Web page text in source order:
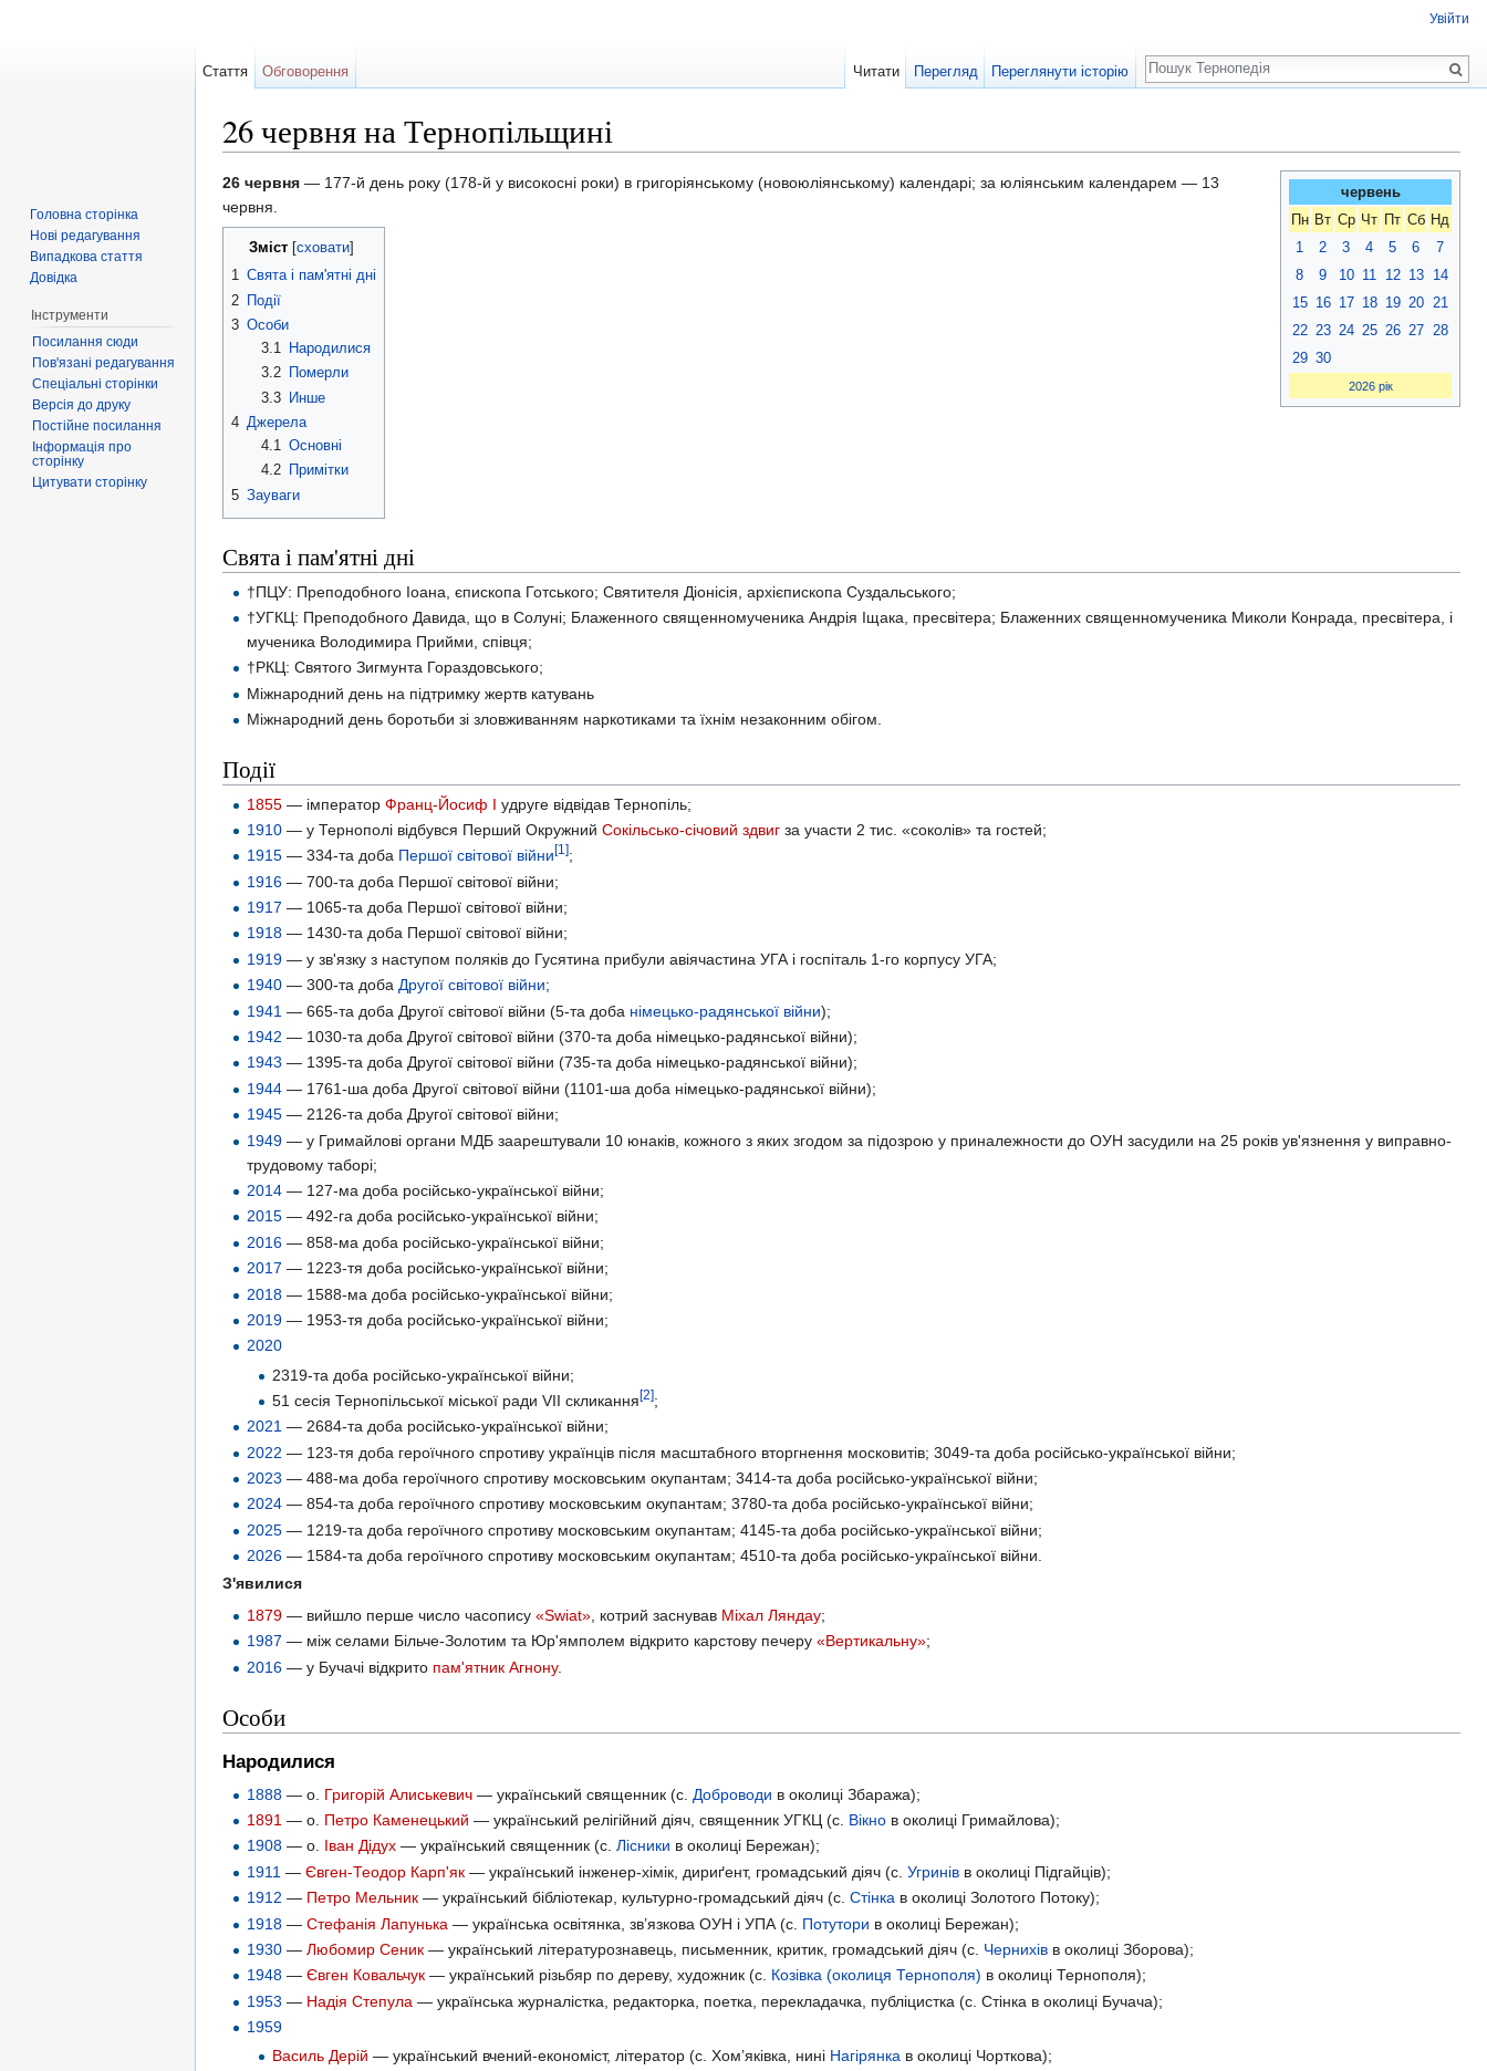
26 червня на Тернопільщині
червень
Пн Вт Ср Чт Пт Сб Нд
1
2 3 4 5 6
7
8
9 10 11 12 13
14
15 16 17 18 19 20 21
22 23 24 25 26 27 28
29 30
2026 рік
26 червня — 177-й день року (178-й у високосні роки) в григоріянському (новоюліянському) календарі; за юліянським календарем — 13
червня.
Зміст сховати
1 Свята і пам'ятні дні
2 Події
3 Особи
3.1
Народилися
3.2
Померли
3.3
Инше
4 Джерела
4.1 Основні
4.2
Примітки
5 Зауваги
Свята і пам'ятні дні
†ПЦУ: Преподобного Іоана, єпископа Готського; Святителя Діонісія, архієпископа Суздальського;
†УГКЦ: Преподобного Давида, що в Солуні; Блаженного священномученика Андрія Іщака, пресвітера; Блаженних священномученика Миколи Конрада, пресвітера, і
мученика Володимира Прийми, співця;
†РКЦ: Святого Зигмунта Гораздовського;
Міжнародний день на підтримку жертв катувань
Міжнародний день боротьби зі зловживанням наркотиками та їхнім незаконним обігом.
Події
1855 — імператорФранц-Йосиф І удруге відвідав Тернопіль;
1910 — у Тернополі відбувся Перший ОкружнийСокільсько-січовий здвиг за участи 2 тис. «соколів» та гостей;
1915 — 334-та доба Першої світової війни[1];
1916 — 700-та доба Першої світової війни;
1917 — 1065-та доба Першої світової війни;
1918 — 1430-та доба Першої світової війни;
1919 — у зв'язку з наступом поляків до Гусятина прибули авіячастина УГА і госпіталь 1-го корпусу УГА;
1940 — 300-та добаДругої світової війни;
1941 — 665-та доба Другої світової війни (5-та доба німецько-радянської війни);
1942 — 1030-та доба Другої світової війни (370-та доба німецько-радянської війни);
1943 — 1395-та доба Другої світової війни (735-та доба німецько-радянської війни);
1944 — 1761-ша доба Другої світової війни (1101-ша доба німецько-радянської війни);
1945 — 2126-та доба Другої світової війни;
1949 — у Гримайлові органи МДБ заарештували 10 юнаків, кожного з яких згодом за підозрою у приналежности до ОУН засудили на 25 років ув'язнення у виправно-
трудовому таборі;
2014 — 127-ма доба російсько-української війни;
2015 — 492-га доба російсько-української війни;
2016 — 858-ма доба російсько-української війни;
2017 — 1223-тя доба російсько-української війни;
2018 — 1588-ма доба російсько-української війни;
2019 — 1953-тя доба російсько-української війни;
2020
2319-та доба російсько-української війни;
51 сесія Тернопільської міської ради VII скликання[2];
2021 — 2684-та доба російсько-української війни;
2022 — 123-тя доба героїчного спротиву українців після масштабного вторгнення московитів; 3049-та доба російсько-української війни;
2023 — 488-ма доба героїчного спротиву московським окупантам; 3414-та доба російсько-української війни;
2024 — 854-та доба героїчного спротиву московським окупантам; 3780-та доба російсько-української війни;
2025 — 1219-та доба героїчного спротиву московським окупантам; 4145-та доба російсько-української війни;
2026 — 1584-та доба героїчного спротиву московським окупантам; 4510-та доба російсько-української війни.
З'явилися
1879 — вийшло перше число часопису«Swiat» , котрий заснував Міхал Ляндау;
1987 — між селами Більче-Золотим та Юр'ямполем відкрито карстову печеру«Вертикальну»;
2016 — у Бучачі відкрито пам'ятник Агнону.
Особи
Народилися
1888 — о. Григорій Алиськевич — український священник (с. Доброводи в околиці Збаража);
1891 — о. Петро Каменецький — український релігійний діяч, священник УГКЦ (с. Вікно в околиці Гримайлова);
1908 — о. Іван Дідух — український священник (с.Лісники в околиці Бережан);
1911 —Євген-Теодор Карп'як — український інженер-хімік, дириґент, громадський діяч (с.Угринів в околиці Підгайців);
1912 — Петро Мельник — український бібліотекар, культурно-громадський діяч (с.Стінка в околиці Золотого Потоку);
1918 —Стефанія Лапунька — українська освітянка, зв’язкова ОУН і УПА (с. Потутори в околиці Бережан);
1930 —Любомир Сеник — український літературознавець, письменник, критик, громадський діяч (с. Чернихів в околиці Зборова);
1948 —Євген Ковальчук — український різьбяр по дереву, художник (с. Козівка (околиця Тернополя) в околиці Тернополя);
1953 — Надія Степула — українська журналістка, редакторка, поетка, перекладачка, публіцистка (с. Стінка в околиці Бучача);
1959
Василь Дерій — український вчений-економіст, літератор (с. Хом’яківка, нині Нагірянкав околиці Чорткова);
Увійти
Стаття Обговорення Читати Перегляд Переглянути історію
Пошук
Головна сторінка
Нові редагування
Випадкова стаття
Довідка
Інструменти
Посилання сюди
Пов'язані редагування
Спеціальні сторінки
Версія до друку
Постійне посилання
Інформація про
сторінку
Цитувати сторінку